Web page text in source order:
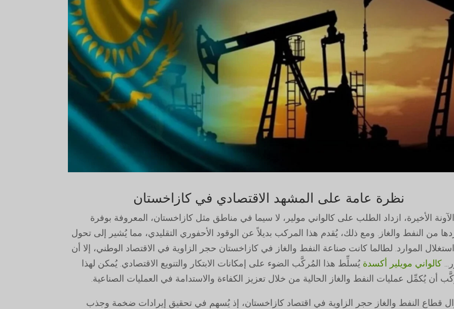
نظرة عامة على المشهد الاقتصادي في كازاخستان
الأخيرة، ازداد الطلب على كالواني مولير، لا سيما في مناطق مثل كازاخستان، المعروفة بوفرة
من النفط والغاز. ومع ذلك، يُقدم هذا المركب بديلاً عن الوقود الأحفوري التقليدي، مما يُشير إلى تحول
الموارد. لطالما كانت صناعة النفط والغاز في كازاخستان حجر الزاوية في الاقتصاد الوطني، إلا أن
كالواني مويلير أكسدة يُسلِّط هذا المُركَّب الضوء على إمكانات الابتكار والتنويع الاقتصادي. يُمكن لهذا
أن يُكمِّل عمليات النفط والغاز الحالية من خلال تعزيز الكفاءة والاستدامة في العمليات الصناعية.
قطاع النفط والغاز حجر الزاوية في اقتصاد كازاخستان، إذ يُسهم في تحقيق إيرادات ضخمة وجذب